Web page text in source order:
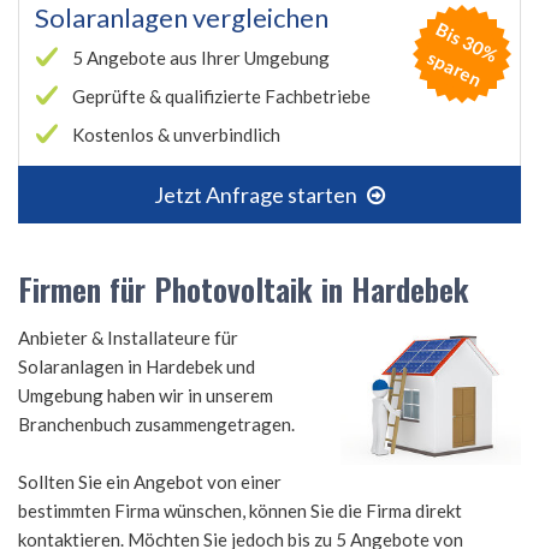
Solaranlagen vergleichen
5 Angebote aus Ihrer Umgebung
Geprüfte & qualifizierte Fachbetriebe
Kostenlos & unverbindlich
Jetzt Anfrage starten
B
is
3
0
%
s
p
a
r
e
n
Firmen für Photovoltaik in Hardebek
Anbieter & Installateure für
Solaranlagen in Hardebek und
Umgebung haben wir in unserem
Branchenbuch zusammengetragen.
Sollten Sie ein Angebot von einer
bestimmten Firma wünschen, können Sie die Firma direkt
kontaktieren. Möchten Sie jedoch bis zu 5 Angebote von